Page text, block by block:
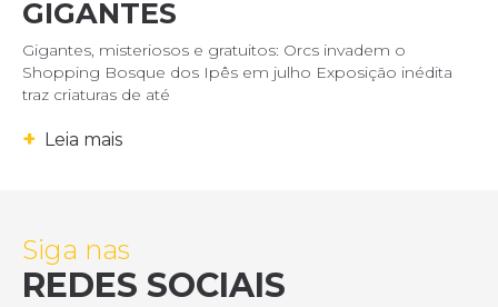
GIGANTES
Gigantes, misteriosos e gratuitos: Orcs invadem o
Shopping Bosque dos Ipês em julho Exposição inédita
traz criaturas de até
+ Leia mais
Siga nas
REDES SOCIAIS